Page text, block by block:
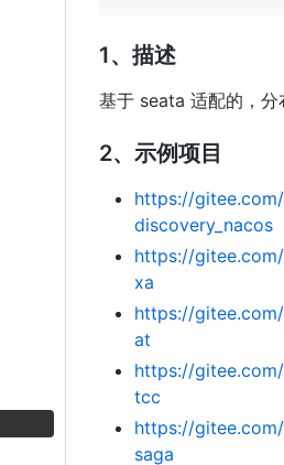
1、描述
基于 seata 适配的，
2、示例项目
https://
discovery_nacos
https://
xa
https://
at
https://
tcc
https://
saga